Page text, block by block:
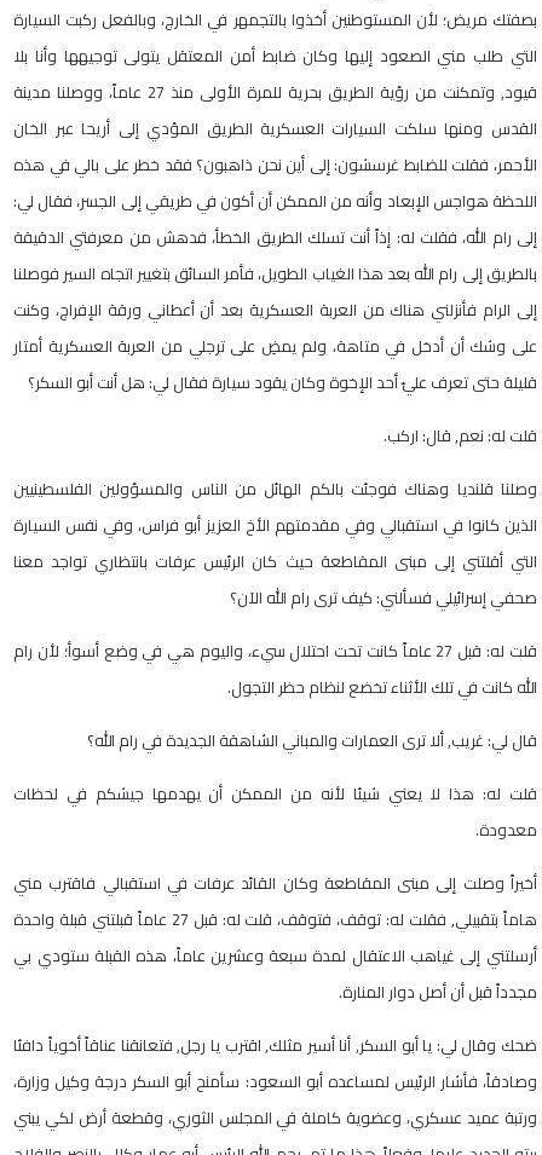
بصفتك مريض؛ لأن المستوطنين أخذوا بالتجمهر في الخارج، وبالفعل ركبت السيارة
التي طلب مني الصعود إليها وكان ضابط أمن المعتقل يتولى توجيهها وأنا بلا
قيود, وتمكنت من رؤية الطريق بحرية للمرة الأولى منذ 27 عاماً، ووصلنا مدينة
القدس ومنها سلكت السيارات العسكرية الطريق المؤدي إلى أريحا عبر الخان
الأحمر، فقلت للضابط غرسشون: إلى أين نحن ذاهبون؟ فقد خطر على بالي في هذه
اللحظة هواجس الإبعاد وأنه من الممكن أن أكون في طريقي إلى الجسر، فقال لي:
إلى رام الله، فقلت له: إذاً أنت تسلك الطريق الخطأ، فدهش من معرفتي الدقيقة
بالطريق إلى رام الله بعد هذا الغياب الطويل، فأمر السائق بتغيير اتجاه السير فوصلنا
إلى الرام فأنزلني هناك من العربة العسكرية بعد أن أعطاني ورقة الإفراج، وكنت
على وشك أن أدخل في متاهة، ولم يمضِ على ترجلي من العربة العسكرية أمتار
قليلة حتى تعرف عليّ أحد الإخوة وكان يقود سيارة فقال لي: هل أنت أبو السكر؟
قلت له: نعم, قال: اركب.
وصلنا قلنديا وهناك فوجئت بالكم الهائل من الناس والمسؤولين الفلسطينيين
الذين كانوا في استقبالي وفي مقدمتهم الأخ العزيز أبو فراس، وفي نفس السيارة
التي أقلتني إلى مبنى المقاطعة حيث كان الرئيس عرفات بانتظاري تواجد معنا
صحفي إسرائيلي فسألني: كيف ترى رام الله الآن؟
قلت له: قبل 27 عاماً كانت تحت احتلال سيء، واليوم هي في وضع أسوأ؛ لأن رام
الله كانت في تلك الأثناء تخضع لنظام حظر التجول.
قال لي: غريب, ألا ترى العمارات والمباني الشاهقة الجديدة في رام الله؟
قلت له: هذا لا يعني شيئا لأنه من الممكن أن يهدمها جيشكم في لحظات
معدودة.
أخيراً وصلت إلى مبنى المقاطعة وكان القائد عرفات في استقبالي فاقترب مني
هاماً بتقبيلي, فقلت له: توقف، فتوقف، قلت له: قبل 27 عاماً قبلتني قبلة واحدة
أرسلتني إلى غياهب الاعتقال لمدة سبعة وعشرين عاماً، هذه القبلة ستودي بي
مجدداً قبل أن أصل دوار المنارة.
ضحك وقال لي: يا أبو السكر, أنا أسير مثلك, اقترب يا رجل, فتعانقنا عناقاً أخوياً دافئا
وصادقاً، فأشار الرئيس لمساعده أبو السعود: سأمنح أبو السكر درجة وكيل وزارة،
ورتبة عميد عسكري، وعضوية كاملة في المجلس الثوري، وقطعة أرض لكي يبني